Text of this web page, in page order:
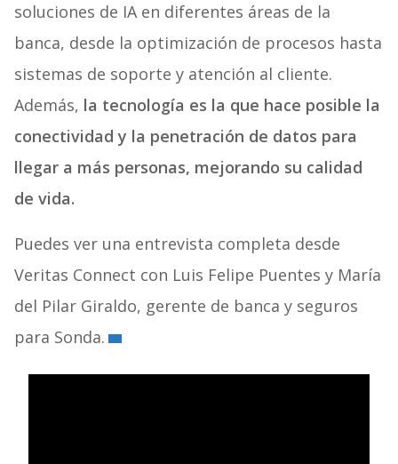
soluciones de IA en diferentes áreas de la
banca, desde la optimización de procesos hasta
sistemas de soporte y atención al cliente.
Además, la tecnología es la que hace posible la
conectividad y la penetración de datos para
llegar a más personas, mejorando su calidad
de vida.
Puedes ver una entrevista completa desde
Veritas Connect con Luis Felipe Puentes y María
del Pilar Giraldo, gerente de banca y seguros
para Sonda.